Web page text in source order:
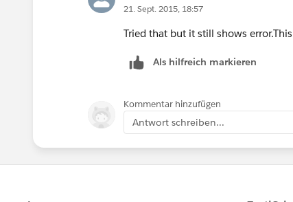
21. Sept. 2015, 18:57
Tried that but it still shows
Als hilfreich markieren
Kommentar hinzufügen
Antwort schreiben...